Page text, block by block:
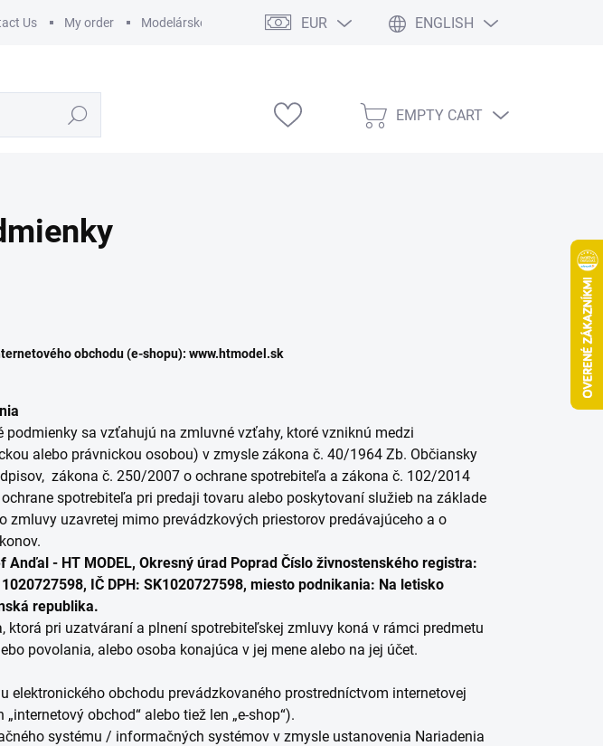
Us My order Modelárske výstavy EUR ENGLISH
Search
SHOPPING
EMPTY CART
obchodu (e-shopu): www.htmodel.sk
sa vzťahujú na zmluvné vzťahy, ktoré vzniknú medzi
alebo právnickou osobou) v zmysle zákona č. 40/1964 Zb. Občiansky
zákona č. 250/2007 o ochrane spotrebiteľa a zákona č. 102/2014
spotrebiteľa pri predaji tovaru alebo poskytovaní služieb na základe
zmluvy uzavretej mimo prevádzkových priestorov predávajúceho a o
Anďal - HT MODEL, Okresný úrad Poprad Číslo živnostenského registra:
IČ DPH: SK1020727598, miesto podnikania: Na letisko
republika.
pri uzatváraní a plnení spotrebiteľskej zmluvy koná v rámci predmetu
povolania, alebo osoba konajúca v jej mene alebo na jej účet.
obchodu prevádzkovaného prostredníctvom internetovej
obchod“ alebo tiež len „e-shop“).
systému / informačných systémov v zmysle ustanovenia Nariadenia